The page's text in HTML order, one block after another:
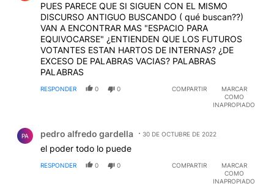
PUES PARECE QUE SI SIGUEN CON EL MISMO
DISCURSO ANTIGUO BUSCANDO ( qué buscan??)
VAN A ENCONTRAR MAS "ESPACIO PARA
EQUIVOCARSE" ¿ENTIENDEN QUE LOS FUTUROS
VOTANTES ESTAN HARTOS DE INTERNAS? ¿DE
EXCESO DE PALABRAS VACIAS? PALABRAS
PALABRAS
RESPONDER 0 0 COMPARTIR
MARCAR
COMO
INAPROPIADO
PA pedro alfredo gardella 30 DE OCTUBRE DE 2022
el poder todo lo puede
RESPONDER 0 0 COMPARTIR
MARCAR
COMO
INAPROPIADO